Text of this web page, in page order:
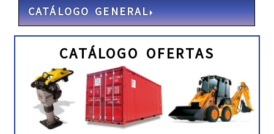
CATÁLOGO GENERAL
CATÁLOGO OFERTAS